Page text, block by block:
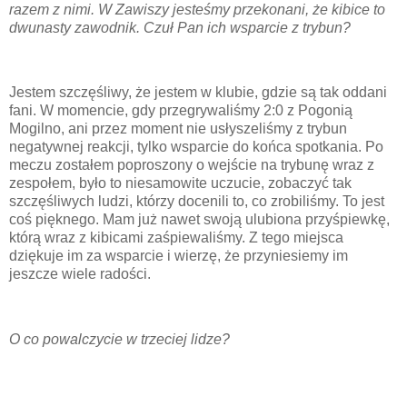
razem z nimi. W Zawiszy jesteśmy przekonani, że kibice to
dwunasty zawodnik. Czuł Pan ich wsparcie z trybun?
Jestem szczęśliwy, że jestem w klubie, gdzie są tak oddani
fani. W momencie, gdy przegrywaliśmy 2:0 z Pogonią
Mogilno, ani przez moment nie usłyszeliśmy z trybun
negatywnej reakcji, tylko wsparcie do końca spotkania. Po
meczu zostałem poproszony o wejście na trybunę wraz z
zespołem, było to niesamowite uczucie, zobaczyć tak
szczęśliwych ludzi, którzy docenili to, co zrobiliśmy. To jest
coś pięknego. Mam już nawet swoją ulubiona przyśpiewkę,
którą wraz z kibicami zaśpiewaliśmy. Z tego miejsca
dziękuje im za wsparcie i wierzę, że przyniesiemy im
jeszcze wiele radości.
O co powalczycie w trzeciej lidze?